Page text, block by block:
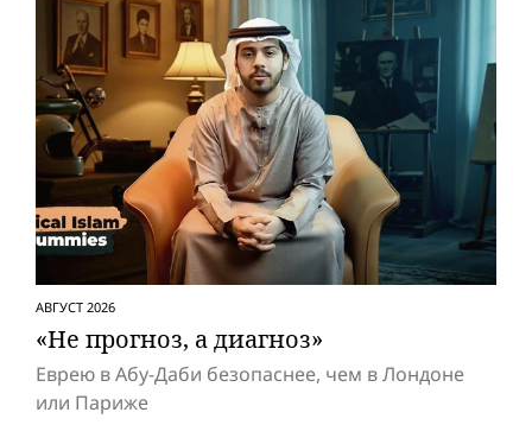
АВГУСТ 2026
«Не прогноз, а диагноз»
Еврею в Абу-Даби безопаснее, чем в Лондоне
или Париже